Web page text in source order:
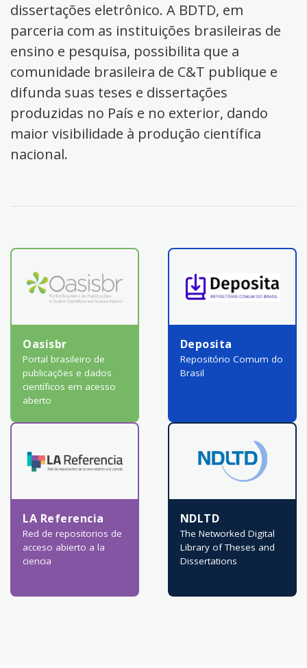
dissertações eletrônico. A BDTD, em
parceria com as instituições brasileiras de
ensino e pesquisa, possibilita que a
comunidade brasileira de C&T publique e
difunda suas teses e dissertações
produzidas no País e no exterior, dando
maior visibilidade à produção científica
nacional.
Oasisbr
Portal brasileiro de
publicações e dados
científicos em acesso
aberto
Deposita
Repositório Comum do
Brasil
LA Referencia
Red de repositorios de
acceso abierto a la
ciencia
NDLTD
The Networked Digital
Library of Theses and
Dissertations